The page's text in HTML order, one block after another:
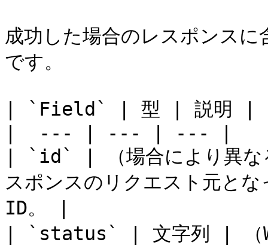
成功した場合のレスポンス
です。
| `Field` | 型 | 説明 |
|  --- | --- | --- |
| `id` | （場合により異な
スポンスのリクエスト元と
ID。 |
| `status` | 文字列 | （